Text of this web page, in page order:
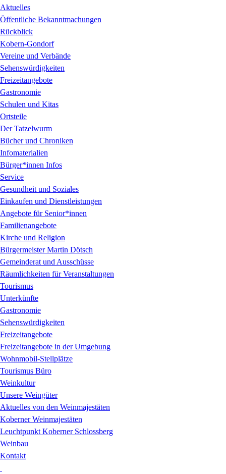
Aktuelles
Öffentliche Bekanntmachungen
Rückblick
Kobern-Gondorf
Vereine und Verbände
Sehenswürdigkeiten
Freizeitangebote
Gastronomie
Schulen und Kitas
Ortsteile
Der Tatzelwurm
Bücher und Chroniken
Infomaterialien
Bürger*innen Infos
Service
Gesundheit und Soziales
Einkaufen und Dienstleistungen
Angebote für Senior*innen
Familienangebote
Kirche und Religion
Bürgermeister Martin Dötsch
Gemeinderat und Ausschüsse
Räumlichkeiten für Veranstaltungen
Tourismus
Unterkünfte
Gastronomie
Sehenswürdigkeiten
Freizeitangebote
Freizeitangebote in der Umgebung
Wohnmobil-Stellplätze
Tourismus Büro
Weinkultur
Unsere Weingüter
Aktuelles von den Weinmajestäten
Koberner Weinmajestäten
Leuchtpunkt Koberner Schlossberg
Weinbau
Kontakt